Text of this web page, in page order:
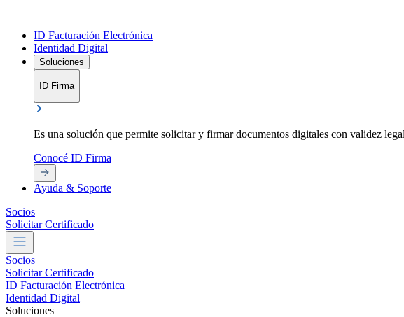
ID Facturación Electrónica
Identidad Digital
Soluciones
ID Firma
Es una solución que permite solicitar y firmar documentos digitales con validez
Conocé ID Firma
Ayuda & Soporte
Socios
Solicitar Certificado
Socios
Solicitar Certificado
ID Facturación Electrónica
Identidad Digital
Soluciones